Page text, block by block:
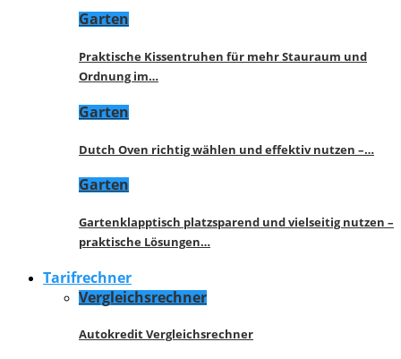
Garten
Praktische Kissentruhen für mehr Stauraum und
Ordnung im…
Garten
Dutch Oven richtig wählen und effektiv nutzen –…
Garten
Gartenklapptisch platzsparend und vielseitig nutzen –
praktische Lösungen…
Tarifrechner
Vergleichsrechner
Autokredit Vergleichsrechner